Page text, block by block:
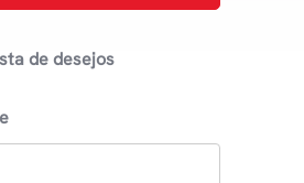
de desejos